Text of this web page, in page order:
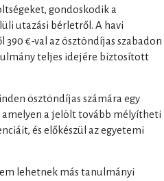
gondoskodik a
utazási bérletről. A havi
390 €-val az ösztöndíjas szabadon
teljes idejére biztosított
ösztöndíjas számára egy
amelyen a jelölt tovább mélyítheti
és előkészül az egyetemi
lehetnek más tanulmányi